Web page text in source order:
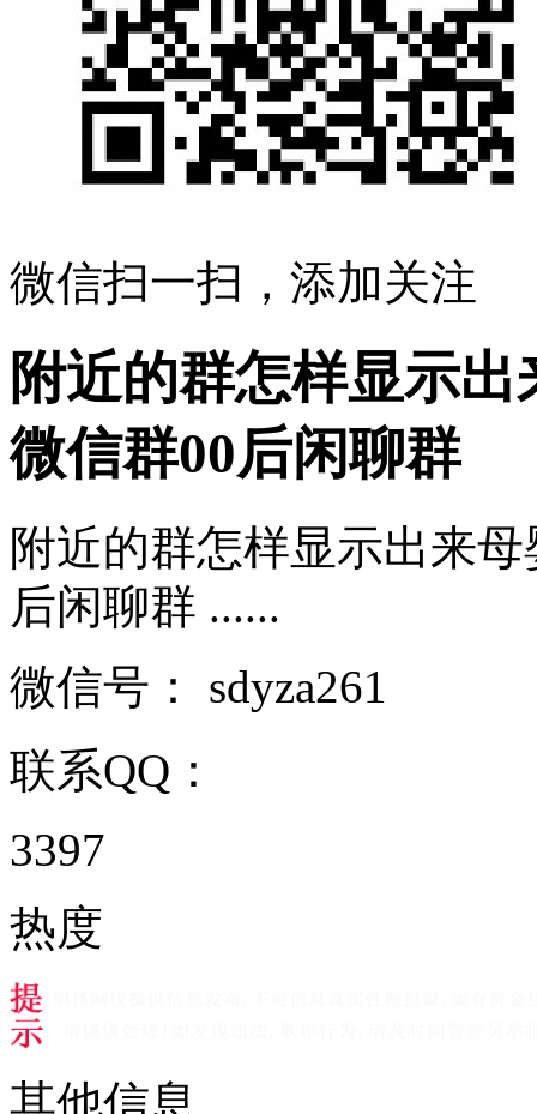
微信扫一扫，添加关注
附近的群怎样显示
微信群00后闲聊群
附近的群怎样显示出来
后闲聊群 ......
微信号： sdyza261
联系QQ：
3397
热度
其他信息